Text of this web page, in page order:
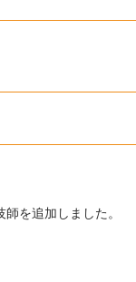
を追加しました。